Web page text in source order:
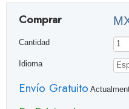
Comprar
Cantidad
Idioma
Envío Gratuito